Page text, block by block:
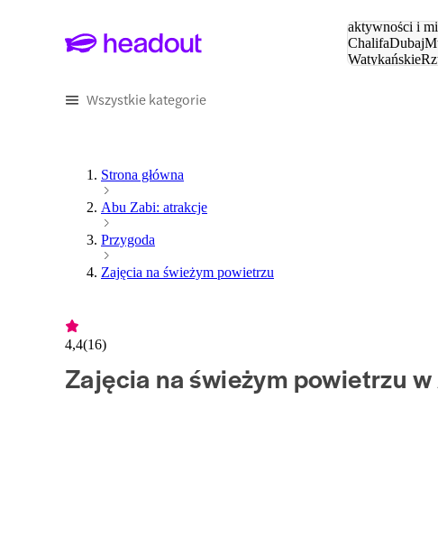
aktywności i
ChalifaDubaj
Watykańskie
Wszystkie kategorie
Strona główna
Abu Zabi: atrakcje
Przygoda
Zajęcia na świeżym powietrzu
4,4(16)
Zajęcia na świeżym powietrzu